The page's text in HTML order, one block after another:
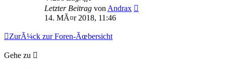
Letzter Beitrag von Andrax
14. MÃ¤r 2018, 11:46
ZurÃ¼ck zur Foren-Ãœbersicht
Gehe zu